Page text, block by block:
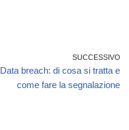
SUCCESSIVO
Data breach: di cosa si tratta e
come fare la segnalazione